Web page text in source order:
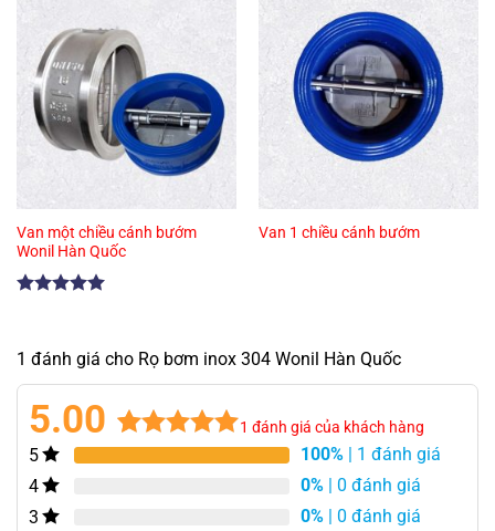
Van một chiều cánh bướm
Wonil Hàn Quốc
Van 1 chiều cánh bướm
1 đánh giá cho Rọ bơm inox 304 Wonil Hàn Quốc
5.00 1 đánh giá của khách hàng
5 100% | 1 đánh giá
4
0% | 0 đánh giá
3
0% | 0 đánh giá